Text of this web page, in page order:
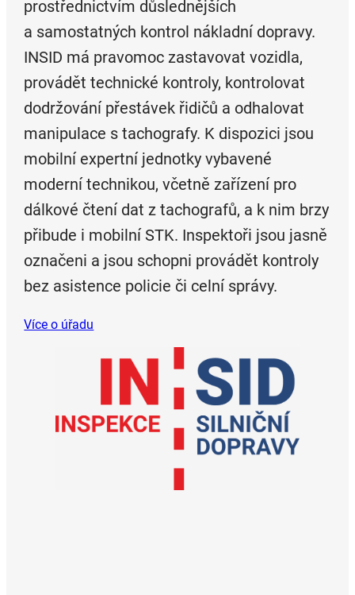
prostřednictvím důslednějších
a samostatných kontrol nákladní dopravy.
INSID má pravomoc zastavovat vozidla,
provádět technické kontroly, kontrolovat
dodržování přestávek řidičů a odhalovat
manipulace s tachografy. K dispozici jsou
mobilní expertní jednotky vybavené
moderní technikou, včetně zařízení pro
dálkové čtení dat z tachografů, a k nim brzy
přibude i mobilní STK. Inspektoři jsou jasně
označeni a jsou schopni provádět kontroly
bez asistence policie či celní správy.
Více o úřadu